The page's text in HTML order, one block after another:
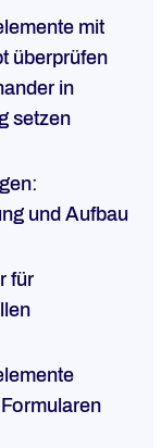
mit
überprüfen
in
setzen
und Aufbau
für